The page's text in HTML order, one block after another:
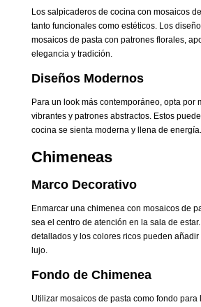
Los salpicaderos de cocina con mosaicos
tanto funcionales como estéticos. Los
mosaicos de pasta con patrones florales,
elegancia y tradición.
Diseños Modernos
Para un look más contemporáneo, opta por
vibrantes y patrones abstractos. Estos
cocina se sienta moderna y llena de energía.
Chimeneas
Marco Decorativo
Enmarcar una chimenea con mosaicos de
sea el centro de atención en la sala de
detallados y los colores ricos pueden
lujo.
Fondo de Chimenea
Utilizar mosaicos de pasta como fondo para